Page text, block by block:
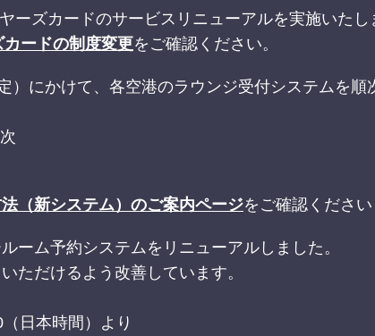
ーズカードのサービスリニューアルを実施いたし
ードの制度変更をご確認ください。
）にかけて、各空港のラウンジ受付システムを順
（新システム）のご案内ページをご確認ください
ーム予約システムをリニューアルしました。
ただけるよう改善しています。
日本時間）より